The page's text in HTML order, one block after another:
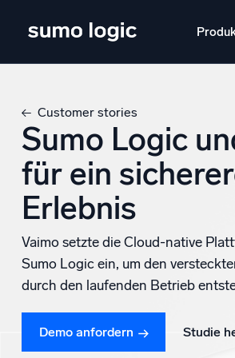
Plattform
Überwachen, Fehler beheben,
und verteidigen
Proprietäre Algorithmen, maschinelles
Customer stories
Sumo Logic
für ein
Erlebnis
Vaimo setzte die Cloud-native
Sumo Logic ein, um den
durch den laufenden Betrieb
Demo anfordern Studie